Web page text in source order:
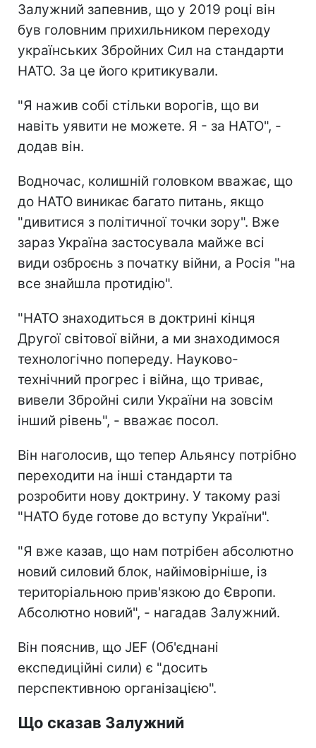
Залужний запевнив, що у 2019 році він
був головним прихильником переходу
українських Збройних Сил на стандарти
НАТО. За це його критикували.
"Я нажив собі стільки ворогів, що ви
навіть уявити не можете. Я - за НАТО", -
додав він.
Водночас, колишній головком вважає, що
до НАТО виникає багато питань, якщо
"дивитися з політичної точки зору". Вже
зараз Україна застосувала майже всі
види озброєнь з початку війни, а Росія "на
все знайшла протидію".
"НАТО знаходиться в доктрині кінця
Другої світової війни, а ми знаходимося
технологічно попереду. Науково-
технічний прогрес і війна, що триває,
вивели Збройні сили України на зовсім
інший рівень", - вважає посол.
Він наголосив, що тепер Альянсу потрібно
переходити на інші стандарти та
розробити нову доктрину. У такому разі
"НАТО буде готове до вступу України".
"Я вже казав, що нам потрібен абсолютно
новий силовий блок, найімовірніше, із
територіальною прив'язкою до Європи.
Абсолютно новий", - нагадав Залужний.
Він пояснив, що JEF (Об'єднані
експедиційні сили) є "досить
перспективною організацією".
Що сказав Залужний